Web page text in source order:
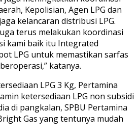
Kepolisian, Agen LPG dan
kelancaran distribusi LPG.
terus melakukan koordinasi
kami baik itu Integrated
LPG untuk memastikan sarfas
katanya.
LPG 3 Kg, Pertamina
ketersediaan LPG non subsidi
di pangkalan, SPBU Pertamina
Gas yang tentunya mudah